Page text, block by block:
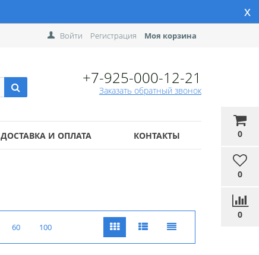
x
0
0
0
Войти Регистрация Моя корзина
+7-925-000-12-21
Заказать обратный звонок
ДОСТАВКА И ОПЛАТА КОНТАКТЫ
60 100